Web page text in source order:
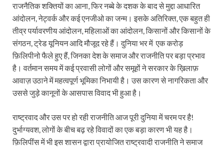
राजनैतिक शक्तियों का आना, फिर नब्‍बे के दशक के बाद से मुद्दा आधारित
आंदोलन, नेट्वर्क और कई एनजीओ का जन्म। इसके अतिरिक्त, एक बहुत ही
तीव्र पर्यावरणीय आंदोलन, महिलाओं का आंदोलन, किसानों और किसानों के
संगठन, ट्रेड यूनियन आदि मौजूद रहे हैं। दुनिया भर में एक करोड़
फ़िलिपीनो फैले हुए हैं, जिनका देश के समाज और राजनीति पर बड़ा प्रभाव
है। वर्तमान समय में कई प्रवासी लोगों और समूहों ने सरकार के ख़िलाफ़
आवाज़ उठाने में महत्वपूर्ण भूमिका निभायी है। उस कारण से नागरिकता और
उससे जुड़े कानूनों के आसपास विवाद भी हुआ है।
राष्ट्रवाद और उस पर हो रही राजनीति आज पूरी दुनिया में चरम पर है!
दुर्भाग्यवश, लोगों के बीच बढ़ रहे विवादों का एक बड़ा कारण भी यह है।
फ़िलिपींस में भी इस शासन द्वारा प्रायोजित राष्ट्रवादी राजनीति ने समाज